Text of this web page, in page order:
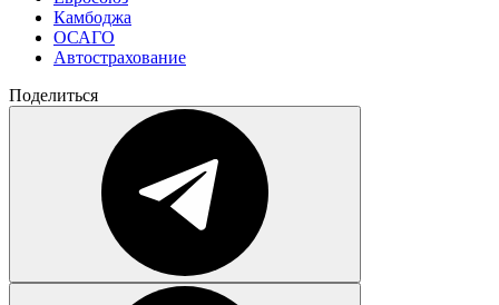
Камбоджа
ОСАГО
Автострахование
Поделиться